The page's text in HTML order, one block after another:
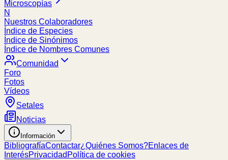
Microscopías
N
Nuestros Colaboradores
Índice de Especies
Índice de Sinónimos
Índice de Nombres Comunes
Comunidad
Foro
Fotos
Vídeos
Setales
Noticias
Información
BibliografíaContactar¿Quiénes Somos?Enlaces de
InterésPrivacidad Política de cookies